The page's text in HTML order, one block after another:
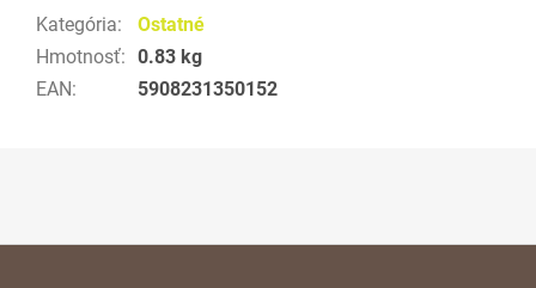
Kategória:
Ostatné
Hmotnosť: 0.83 kg
EAN: 5908231350152